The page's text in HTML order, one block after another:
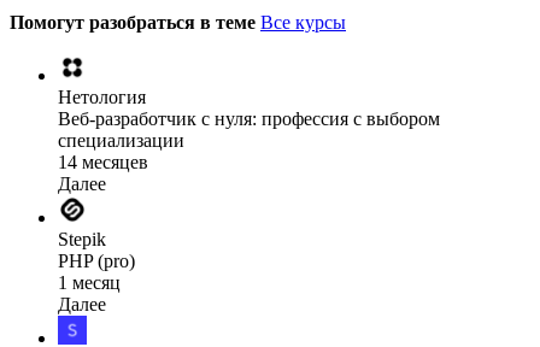
Помогут разобраться в теме Все курсы
Нетология
Веб-разработчик с нуля: профессия с выбором
специализации
14 месяцев
Далее
Stepik
PHP (pro)
1 месяц
Далее